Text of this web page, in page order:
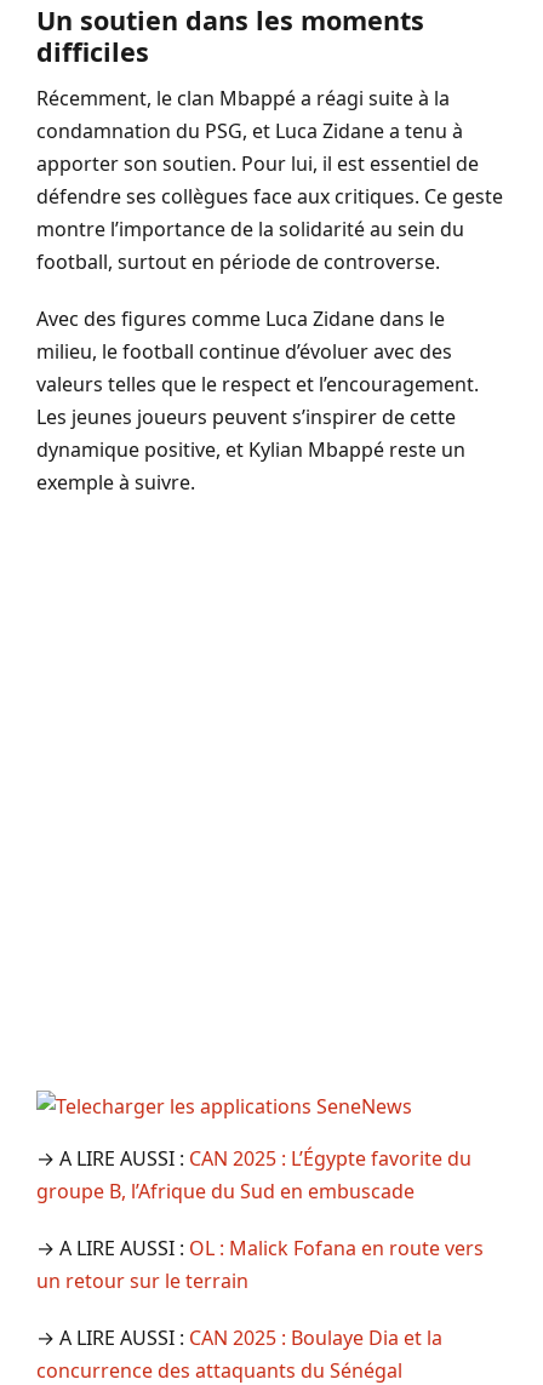
Un soutien dans les moments
difficiles
Récemment, le clan Mbappé a réagi suite à la
condamnation du PSG, et Luca Zidane a tenu à
apporter son soutien. Pour lui, il est essentiel de
défendre ses collègues face aux critiques. Ce geste
montre l’importance de la solidarité au sein du
football, surtout en période de controverse.
Avec des figures comme Luca Zidane dans le
milieu, le football continue d’évoluer avec des
valeurs telles que le respect et l’encouragement.
Les jeunes joueurs peuvent s’inspirer de cette
dynamique positive, et Kylian Mbappé reste un
exemple à suivre.
→ A LIRE AUSSI : CAN 2025 : L’Égypte favorite du
groupe B, l’Afrique du Sud en embuscade
→ A LIRE AUSSI : OL : Malick Fofana en route vers
un retour sur le terrain
→ A LIRE AUSSI : CAN 2025 : Boulaye Dia et la
concurrence des attaquants du Sénégal